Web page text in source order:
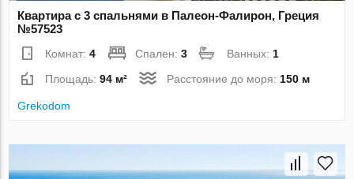
Квартира с 3 спальнями в Палеон-Фалирон, Греция
№57523
Комнат:4 Спален:3 Ванных: 1
Площадь:94 м² Расстояние до моря: 150 м
Grekodom